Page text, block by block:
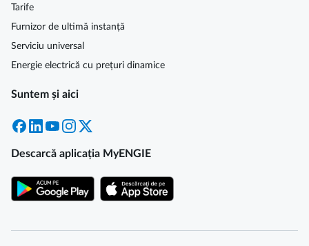
Tarife
Furnizor de ultimă instanță
Serviciu universal
Energie electrică cu prețuri dinamice
Suntem și aici
Facebook
LinkedInYouTubeInstagram
Descarcă aplicația MyENGIE